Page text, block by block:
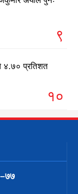
९
४.७० प्रतिशत
१०